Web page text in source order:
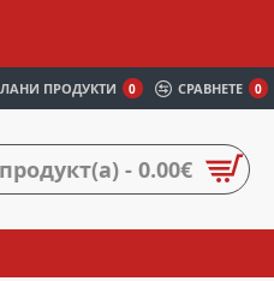
ПРОДУКТИ 0 СРАВНЕТЕ 0
- 0.00€